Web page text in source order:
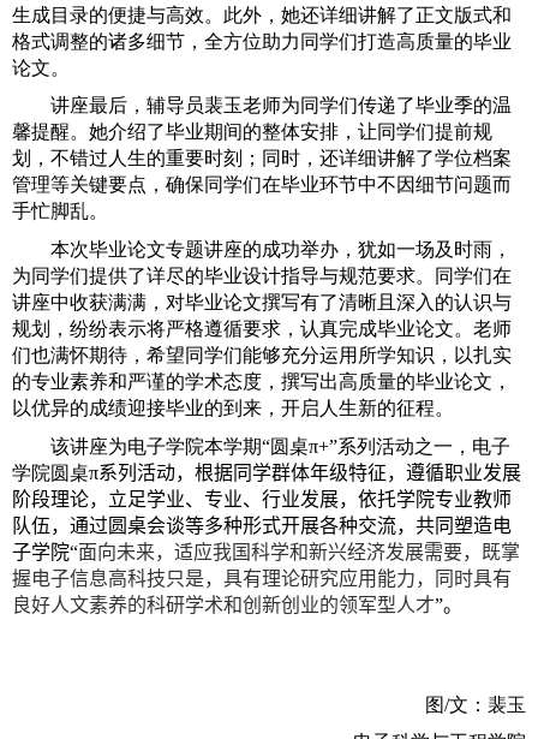
生成目录的便捷与高效。此外，她还详细讲解了正文版式和
格式调整的诸多细节，全方位助力同学们打造高质量的毕业
论文。
讲座最后，辅导员裴玉老师为同学们传递了毕业季的温
馨提醒。她介绍了毕业期间的整体安排，让同学们提前规
划，不错过人生的重要时刻；同时，还详细讲解了学位档案
管理等关键要点，确保同学们在毕业环节中不因细节问题而
手忙脚乱。
本次毕业论文专题讲座的成功举办，犹如一场及时雨，
为同学们提供了详尽的毕业设计指导与规范要求。同学们在
讲座中收获满满，对毕业论文撰写有了清晰且深入的认识与
规划，纷纷表示将严格遵循要求，认真完成毕业论文。老师
们也满怀期待，希望同学们能够充分运用所学知识，以扎实
的专业素养和严谨的学术态度，撰写出高质量的毕业论文，
以优异的成绩迎接毕业的到来，开启人生新的征程。
该讲座为电子学院本学期“圆桌π+”系列活动之一，电子
学院圆桌π系列活动，根据同学群体年级特征，遵循职业发展
阶段理论，立足学业、专业、行业发展，依托学院专业教师
队伍，通过圆桌会谈等多种形式开展各种交流，共同塑造电
子学院“面向未来，适应我国科学和新兴经济发展需要，既掌
握电子信息高科技只是，具有理论研究应用能力，同时具有
良好人文素养的科研学术和创新创业的领军型人才”。
图/文：裴玉